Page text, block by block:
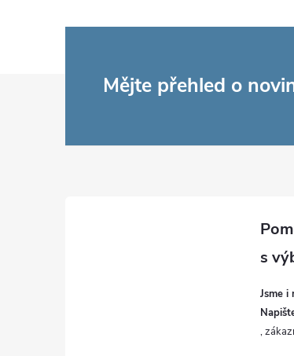
k
p
Mějte přehled o
Jsme i